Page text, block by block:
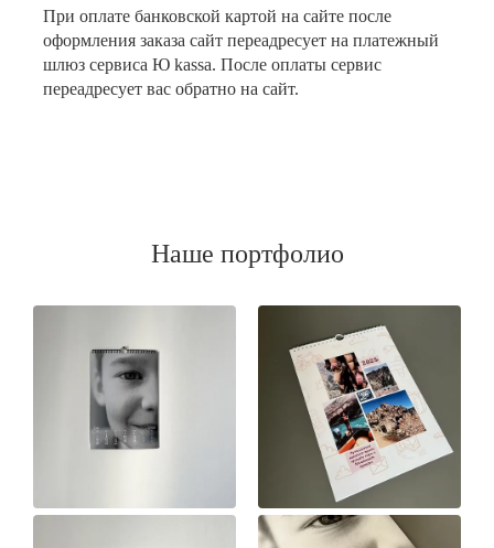
При оплате банковской картой на сайте после
оформления заказа сайт переадресует на платежный
шлюз сервиса Ю kassa. После оплаты сервис
переадресует вас обратно на сайт.
Наше портфолио